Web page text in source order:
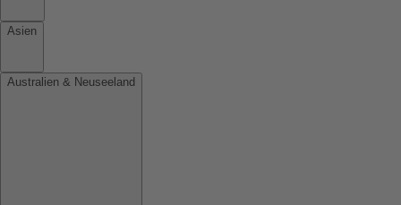
Asien
Australien & Neuseeland